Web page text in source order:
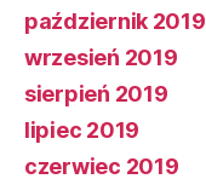
październik 2019
wrzesień 2019
sierpień 2019
lipiec 2019
czerwiec 2019